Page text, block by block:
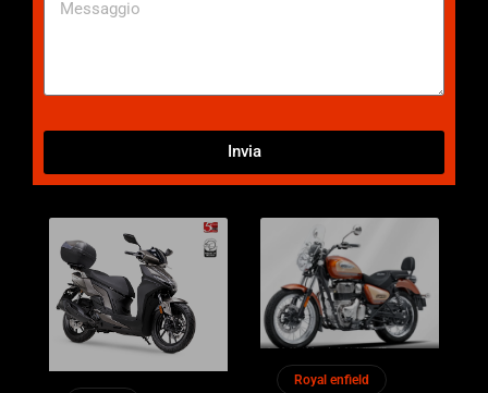
Invia
Royal enfield